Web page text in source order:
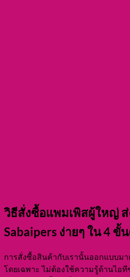
วิธีสั่งซื้อแพมเพิสผู้ใหญ่ ส่
Sabaipers ง่ายๆ ใน 4 ขั้
การสั่งซื้อสินค้ากับเรานั้นออกแบบม
โดยเฉพาะ ไม่ต้องใช้ความรู้ด้านไอ